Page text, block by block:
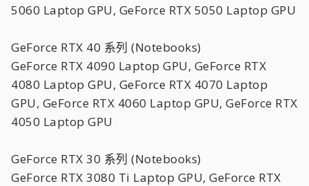
5060 Laptop GPU, GeForce RTX 5050 Laptop GPU
GeForce RTX 40 系列 (Notebooks)
GeForce RTX 4090 Laptop GPU, GeForce RTX
4080 Laptop GPU, GeForce RTX 4070 Laptop
GPU, GeForce RTX 4060 Laptop GPU, GeForce RTX
4050 Laptop GPU
GeForce RTX 30 系列 (Notebooks)
GeForce RTX 3080 Ti Laptop GPU, GeForce RTX